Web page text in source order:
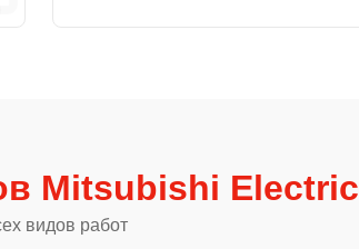
Mitsubishi Electric
видов работ